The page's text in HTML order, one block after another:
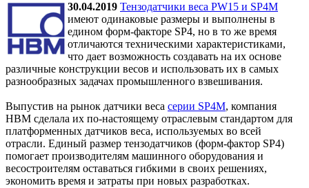
30.04.2019 Тензодатчики веса PW15 и SP4M
имеют одинаковые размеры и выполнены в
едином форм-факторе SP4, но в то же время
отличаются техническими характеристиками,
что дает возможность создавать на их основе
различные конструкции весов и использовать их в самых
разнообразных задачах промышленного взвешивания.
Выпустив на рынок датчики веса серии SP4M, компания
НВМ сделала их по-настоящему отраслевым стандартом для
платформенных датчиков веса, используемых во всей
отрасли. Единый размер тензодатчиков (форм-фактор SP4)
помогает производителям машинного оборудования и
весостроителям оставаться гибкими в своих решениях,
экономить время и затраты при новых разработках.